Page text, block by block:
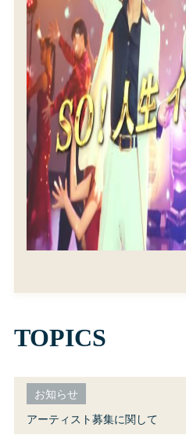
TOPICS
お知らせ
アーティスト募集に関して